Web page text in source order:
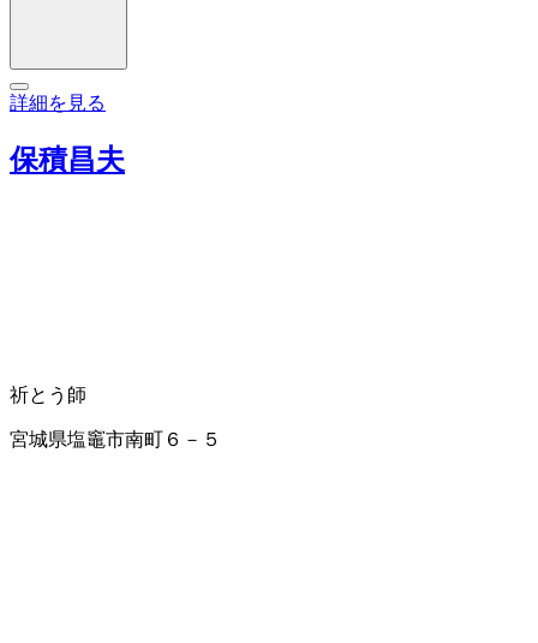
詳細を見る
保積昌夫
祈とう師
宮城県塩竈市南町６－５